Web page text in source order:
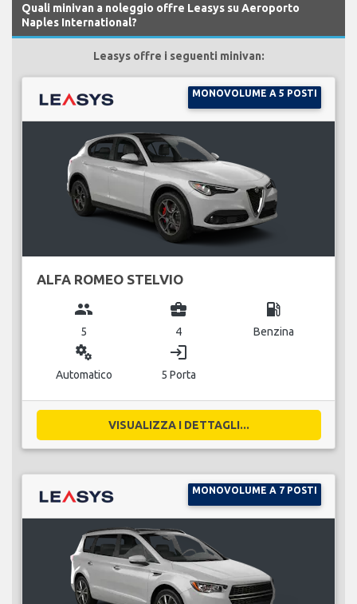
Quali minivan a noleggio offre Leasys su Aeroporto
Naples International?
Leasys offre i seguenti minivan:
MONOVOLUME A 5 POSTI
ALFA ROMEO STELVIO
group
5
business_center
4
local_gas_station
Benzina
miscellaneous_services
Automatico
login
5 Porta
VISUALIZZA I DETTAGLI...
MONOVOLUME A 7 POSTI